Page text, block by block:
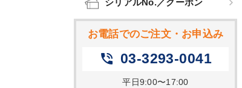
シリアルNo.／クーポン
お電話でのご注文・お申込み
phone_in_talk 03-3293-0041
平日9:00〜17:00